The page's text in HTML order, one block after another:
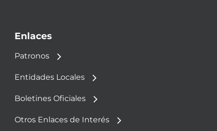
Enlaces
Patronos
Entidades Locales
Boletines Oficiales
Otros Enlaces de Interés